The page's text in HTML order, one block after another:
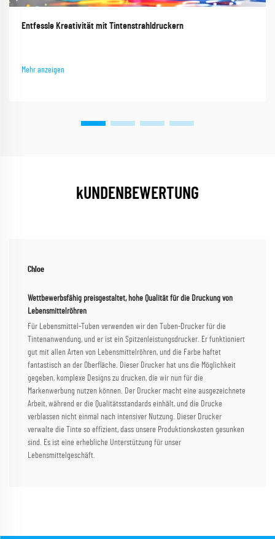
Entfessle Kreativität mit Tintenstrahldruckern
Mehr anzeigen
kUNDENBEWERTUNG
Chloe
Wettbewerbsfähig preisgestaltet, hohe Qualität für die Druckung von
Lebensmittelröhren
Für Lebensmittel-Tuben verwenden wir den Tuben-Drucker für die
Tintenanwendung, und er ist ein Spitzenleistungsdrucker. Er funktioniert
gut mit allen Arten von Lebensmittelröhren, und die Farbe haftet
fantastisch an der Oberfläche. Dieser Drucker hat uns die Möglichkeit
gegeben, komplexe Designs zu drucken, die wir nun für die
Markenwerbung nutzen können. Der Drucker macht eine ausgezeichnete
Arbeit, während er die Qualitätsstandards einhält, und die Drucke
verblassen nicht einmal nach intensiver Nutzung. Dieser Drucker
verwalte die Tinte so effizient, dass unsere Produktionskosten gesunken
sind. Es ist eine erhebliche Unterstützung für unser
Lebensmittelgeschäft.